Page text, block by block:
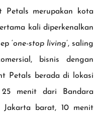
Petals merupakan kota
kali diperkenalkan
‘one-stop living’, saling
bisnis dengan
Petals berada di lokasi
menit dari Bandara
Jakarta barat, 10 menit